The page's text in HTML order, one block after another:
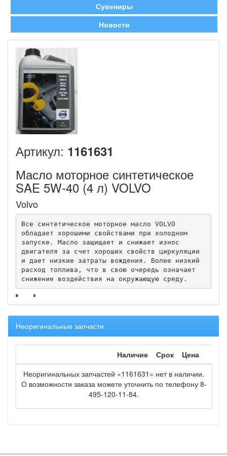
Сувениры
Новости
Артикул: 1161631
Масло моторное синтетическое
SAE 5W-40 (4 л) VOLVO
Volvo
Все синтетическое моторное масло VOLVO
обладает хорошими свойствами при холодном
запуске. Масло защищает и снижает износ
двигателя за счет хороших свойств циркуляции
и дает низкие затраты вождения. Более низкий
расход топлива, что в свою очередь означает
снижение воздействия на окружающую среду.
Неоригинальные запчасти
Наличие Срок
Цена
Неоригинальных запчастей «1161631» нет в наличии.
О возможности заказа можете уточнить по телефону 8-
495-120-11-84.